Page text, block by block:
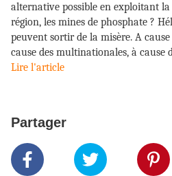
alternative possible en exploitant
région, les mines de phosphate ?
peuvent sortir de la misère. A
cause des multinationales, à cause
Lire l'article
Partager